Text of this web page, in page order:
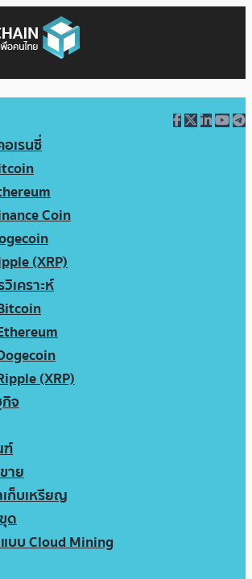
เรนซี่
Coin
(XRP)
เคราะห์
(XRP)
จ
าย
เก็บเหรียญ
ด
บบ Cloud Mining